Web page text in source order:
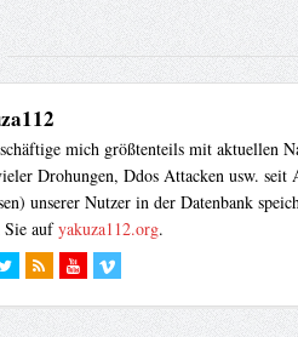
mich größtenteils mit aktuellen
Drohungen, Ddos Attacken usw. seit
unserer Nutzer in der Datenbank
Sie aufyakuza112.org.